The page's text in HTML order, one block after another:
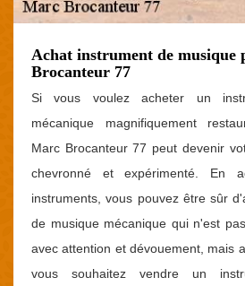
Achat instrument de musique
Brocanteur 77
Si vous voulez acheter un
mécanique magnifiquement
Marc Brocanteur 77 peut devenir
chevronné et expérimenté. En
instruments, vous pouvez être sûr
de musique mécanique qui n'est
avec attention et dévouement, mais
vous souhaitez vendre un